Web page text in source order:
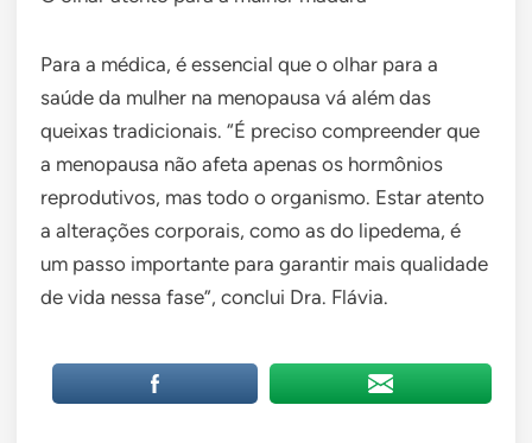
Para a médica, é essencial que o olhar para a
saúde da mulher na menopausa vá além das
queixas tradicionais. “É preciso compreender que
a menopausa não afeta apenas os hormônios
reprodutivos, mas todo o organismo. Estar atento
a alterações corporais, como as do lipedema, é
um passo importante para garantir mais qualidade
de vida nessa fase”, conclui Dra. Flávia.